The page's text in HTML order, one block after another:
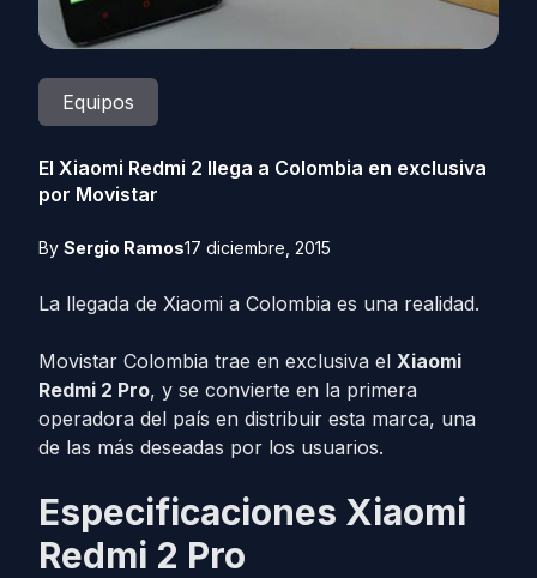
Equipos
El Xiaomi Redmi 2 llega a Colombia en exclusiva
por Movistar
By Sergio Ramos17 diciembre, 2015
La llegada de Xiaomi a Colombia es una realidad.
Movistar Colombia trae en exclusiva el Xiaomi
Redmi 2 Pro, y se convierte en la primera
operadora del país en distribuir esta marca, una
de las más deseadas por los usuarios.
Especificaciones Xiaomi
Redmi 2 Pro